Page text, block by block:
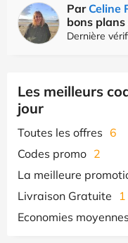
Par Celine
bons
Dernière
Les meilleurs
jour
Toutes les offres 6
Codes promo 2
La meilleure
Livraison Gratuite
1
Economies moyennes